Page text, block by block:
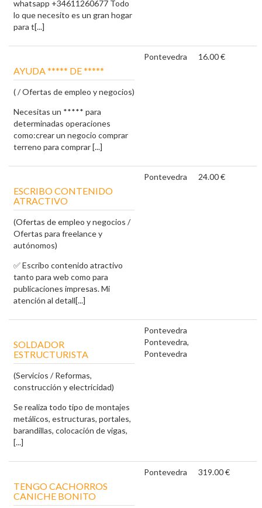
whatsapp +34611260677 Todo
lo que necesito es un gran hogar
para t[...]
AYUDA ***** DE *****
( / Ofertas de empleo y negocios)
Necesitas un ***** para
determinadas operaciones
como:crear un negocio comprar
terreno para comprar [...]
Pontevedra 16.00 €
ESCRIBO CONTENIDO
ATRACTIVO
(Ofertas de empleo y negocios /
Ofertas para freelance y
autónomos)
✅ Escribo contenido atractivo
tanto para web como para
publicaciones impresas. Mi
atención al detall[...]
Pontevedra 24.00 €
SOLDADOR
ESTRUCTURISTA
(Servicios / Reformas,
construcción y electricidad)
Se realiza todo tipo de montajes
metálicos, estructuras, portales,
barandillas, colocación de vigas,
[...]
Pontevedra
Pontevedra,
Pontevedra
TENGO CACHORROS
CANICHE BONITO
Pontevedra 319.00 €